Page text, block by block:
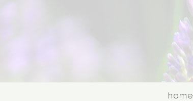
home